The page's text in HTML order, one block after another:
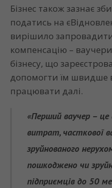
Бізнес також зазнає
податись на
вирішило
компенсацію –
бізнесу, що
допомогти їм швидше
працювати далі.
«Перший ваучер –
витрат, часткової
зруйнованого
пошкоджено чи
підприємців до 50